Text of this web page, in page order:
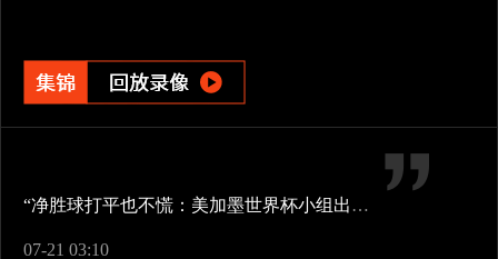
“净胜球打平也不慌：美加墨世界杯小组出线新规一图看懂”
07-21 03:10